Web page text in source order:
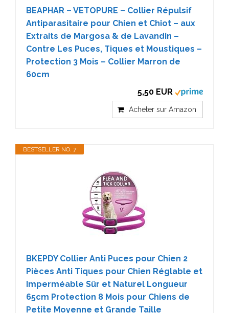
BEAPHAR – VETOPURE – Collier Répulsif
Antiparasitaire pour Chien et Chiot – aux
Extraits de Margosa & de Lavandin –
Contre Les Puces, Tiques et Moustiques –
Protection 3 Mois – Collier Marron de
60cm
5,50 EUR
Acheter sur Amazon
BESTSELLER NO. 7
BKEPDY Collier Anti Puces pour Chien 2
Pièces Anti Tiques pour Chien Réglable et
Imperméable Sûr et Naturel Longueur
65cm Protection 8 Mois pour Chiens de
Petite Moyenne et Grande Taille